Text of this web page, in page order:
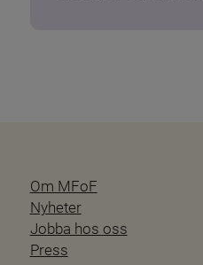
Om MFoF
Nyheter
Jobba hos oss
Press